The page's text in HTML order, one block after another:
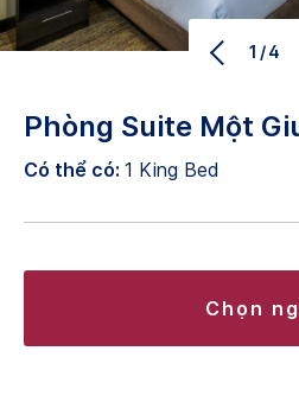
1/4
Phòng Suite Một
Có thể có: 1 King Bed
chọn